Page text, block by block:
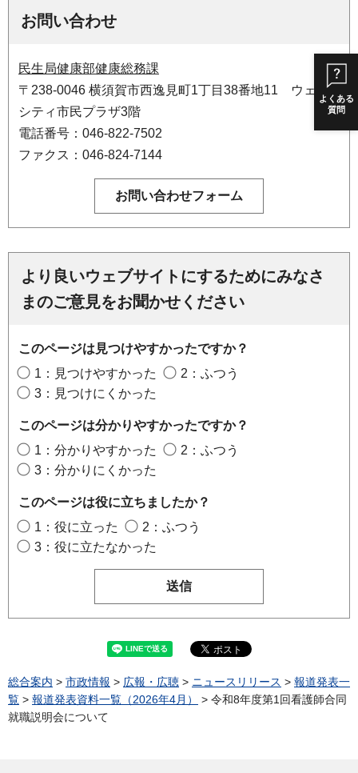
よくある
質問
お問い合わせ
民生局健康部健康総務課
〒238-0046 横須賀市西逸見町1丁目38番地11 ウェル
シティ市民プラザ3階
電話番号：046-822-7502
ファクス：046-824-7144
より良いウェブサイトにするためにみなさ
まのご意見をお聞かせください
このページは見つけやすかったですか？
1：見つけやすかった
2：ふつう
3：見つけにくかった
このページは分かりやすかったですか？
1：分かりやすかった
2：ふつう
3：分かりにくかった
このページは役に立ちましたか？
1：役に立った
2：ふつう
3：役に立たなかった
総合案内 > 市政情報 > 広報・広聴 > ニュースリリース > 報道発表一
覧 > 報道発表資料一覧（2026年4月）
> 令和8年度第1回看護師合同
就職説明会について